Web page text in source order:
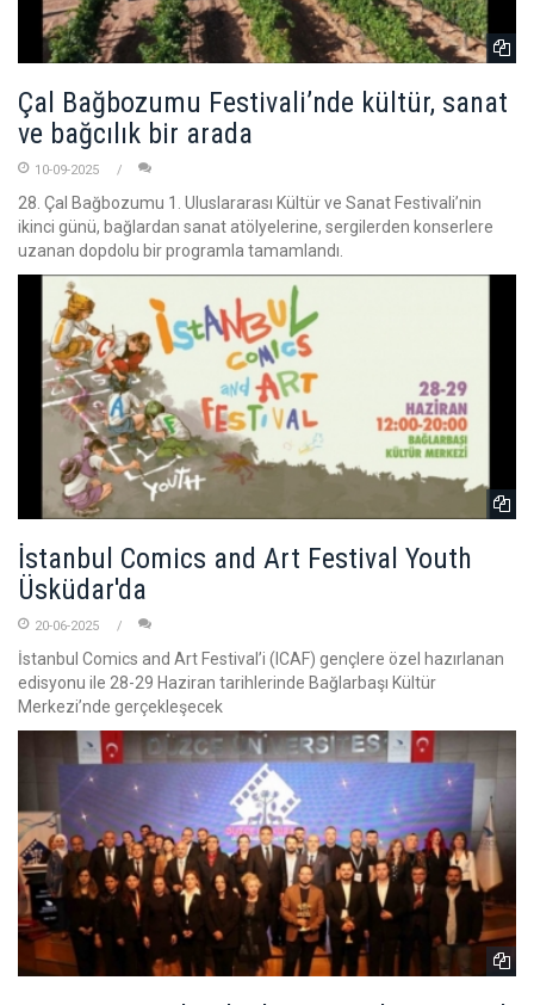
Çal Bağbozumu Festivali’nde kültür, sanat
ve bağcılık bir arada
10-09-2025
28. Çal Bağbozumu 1. Uluslararası Kültür ve Sanat Festivali’nin
ikinci günü, bağlardan sanat atölyelerine, sergilerden konserlere
uzanan dopdolu bir programla tamamlandı.
İstanbul Comics and Art Festival Youth
Üsküdar'da
20-06-2025
İstanbul Comics and Art Festival’i (ICAF) gençlere özel hazırlanan
edisyonu ile 28-29 Haziran tarihlerinde Bağlarbaşı Kültür
Merkezi’nde gerçekleşecek